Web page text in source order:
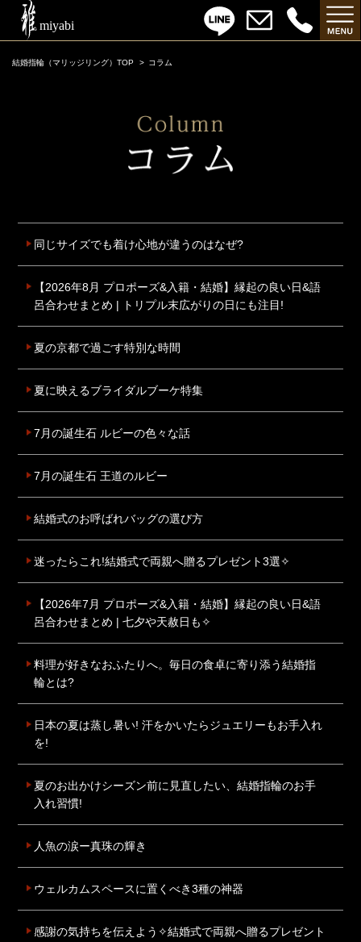
結婚指輪（マリッジリング）TOP コラム
同じサイズでも着け心地が違うのはなぜ?
【2026年8月 プロポーズ&入籍・結婚】縁起の良い日&語
呂合わせまとめ | トリプル末広がりの日にも注目!
夏の京都で過ごす特別な時間
夏に映えるブライダルブーケ特集
7月の誕生石 ルビーの色々な話
7月の誕生石 王道のルビー
結婚式のお呼ばれバッグの選び方
迷ったらこれ!結婚式で両親へ贈るプレゼント3選✧
【2026年7月 プロポーズ&入籍・結婚】縁起の良い日&語
呂合わせまとめ | 七夕や天赦日も✧
料理が好きなおふたりへ。毎日の食卓に寄り添う結婚指
輪とは?
日本の夏は蒸し暑い! 汗をかいたらジュエリーもお手入れ
を!
夏のお出かけシーズン前に見直したい、結婚指輪のお手
入れ習慣!
人魚の涙ー真珠の輝き
ウェルカムスペースに置くべき3種の神器
感謝の気持ちを伝えよう✧結婚式で両親へ贈るプレゼント